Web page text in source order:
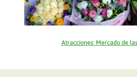
Atracciones: Mercado de